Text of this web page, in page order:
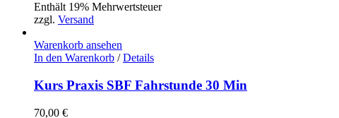
Enthält 19% Mehrwertsteuer
zzgl. Versand
Warenkorb ansehen
In den Warenkorb / Details
Kurs Praxis SBF Fahrstunde 30 Min
70,00 €